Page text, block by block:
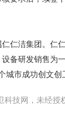
仁洁集团。仁
备研发销售为
城市成功创文
科技网，未经授